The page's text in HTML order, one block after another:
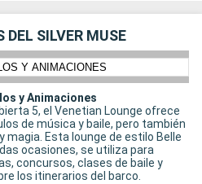
DEL SILVER MUSE
Y ANIMACIONES
y Animaciones
5, el Venetian Lounge ofrece
de música y baile, pero también
Esta lounge de estilo Belle
ocasiones, se utiliza para
concursos, clases de baile y
los itinerarios del barco.